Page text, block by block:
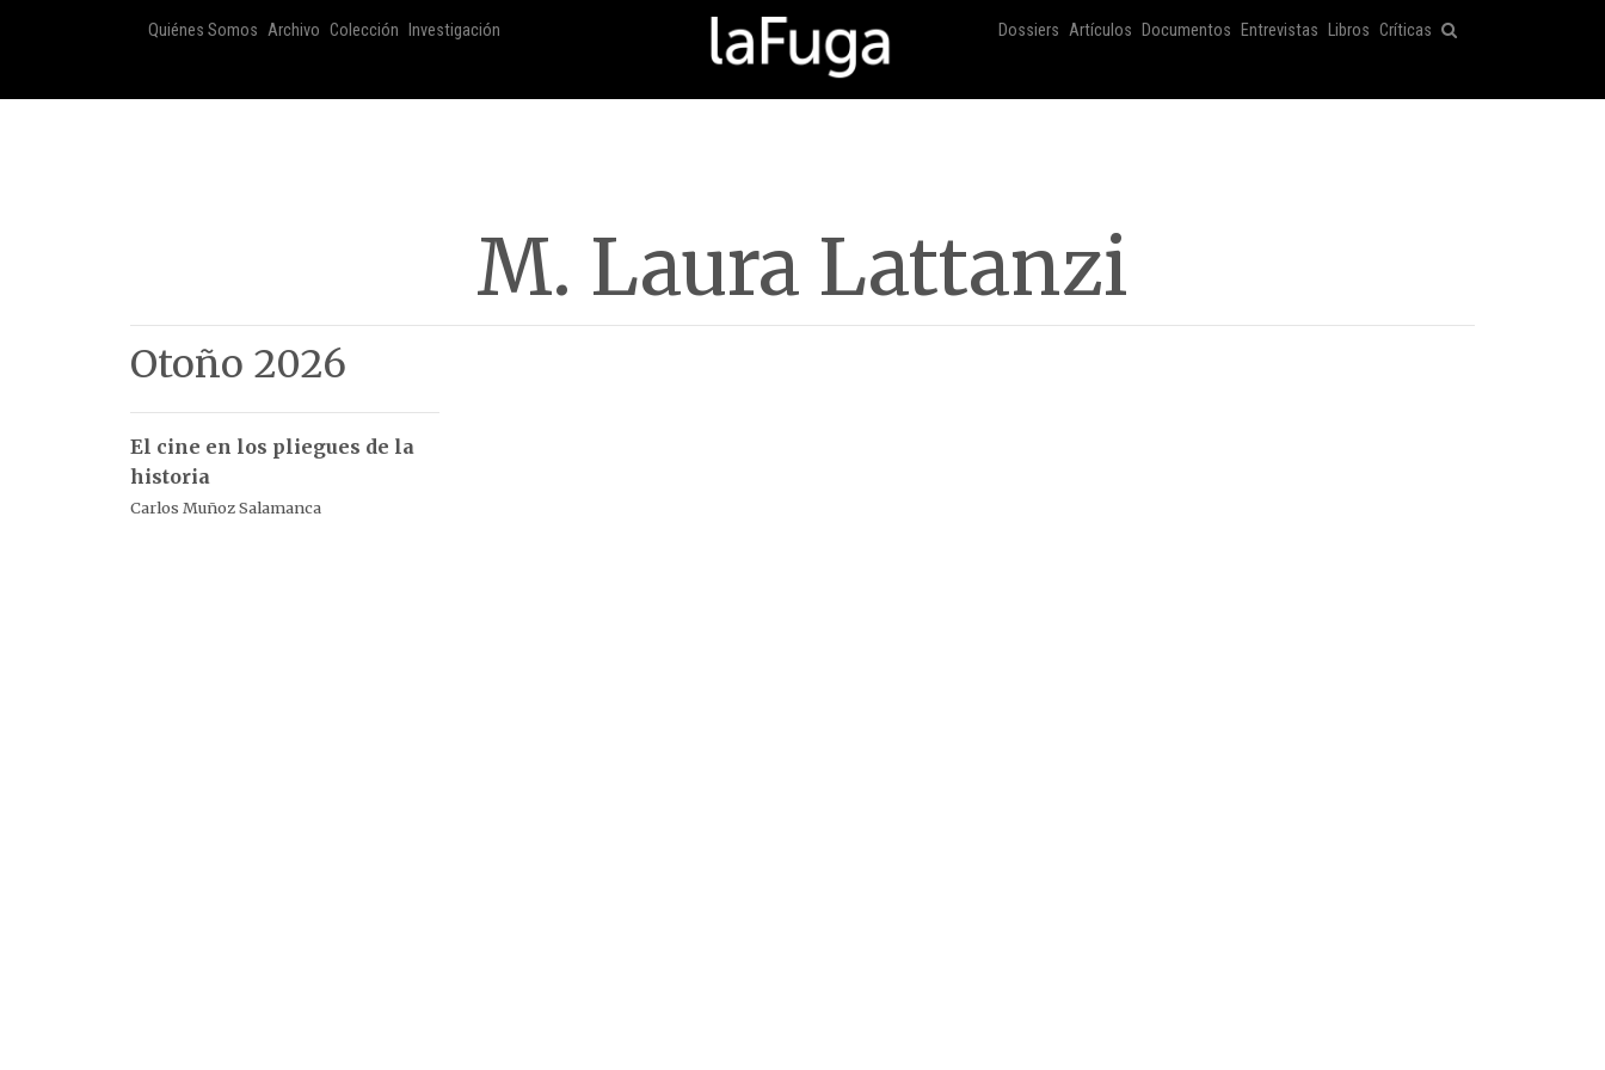
Quiénes Somos Archivo Colección Investigación Dossiers Artículos Documentos Entrevistas Libros Críticas
M. Laura Lattanzi
Otoño 2026
El cine en los pliegues de la
historia
Carlos Muñoz Salamanca